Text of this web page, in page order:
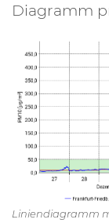
Diagramm
Liniendiagramm